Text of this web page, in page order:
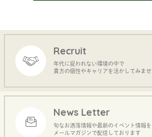
Recruit
年代に捉われない環境の中で
貴方の個性やキャリアを活かしてみませ
News Letter
旬なお洒落情報や最新のイベント情報を
メールマガジンで配信しております